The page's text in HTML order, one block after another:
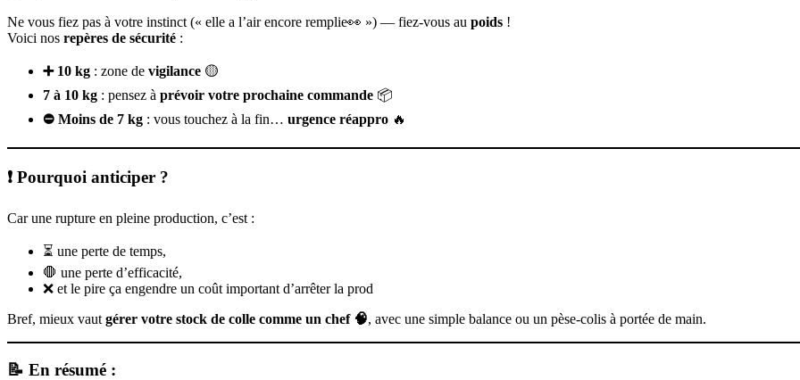
Ne vous fiez pas à votre instinct (« elle a l’air encore remplie👀 ») — fiez-vous au poids !
Voici nos repères de sécurité :
➕ 10 kg : zone de vigilance 🟡
7 à 10 kg : pensez à prévoir votre prochaine commande 📦
⛔ Moins de 7 kg : vous touchez à la fin… urgence réappro 🔥
❗ Pourquoi anticiper ?
Car une rupture en pleine production, c’est :
⏳ une perte de temps,
🛑 une perte d’efficacité,
❌ et le pire ça engendre un coût important d’arrêter la prod
Bref, mieux vaut gérer votre stock de colle comme un chef 🧠, avec une simple balance ou un pèse-colis à portée de main.
📝 En résumé :